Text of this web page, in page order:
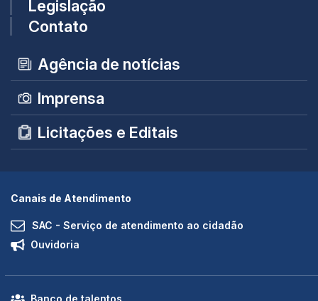
Legislação
Contato
Agência de notícias
Imprensa
Licitações e Editais
Canais de Atendimento
SAC - Serviço de atendimento ao cidadão
Ouvidoria